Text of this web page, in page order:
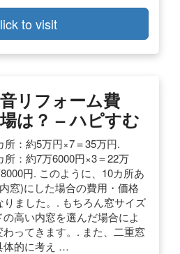
to visit
リフォーム費
は？ – ハピすむ
：約5万円×7＝35万円.
：約7万6000円×3＝22万
円. このように、10カ所あ
窓)にした場合の費用・価格
ました。. もちろん窓サイズ
高い内窓を選んだ場合によ
ってきます。. また、二重窓
体的に考え …